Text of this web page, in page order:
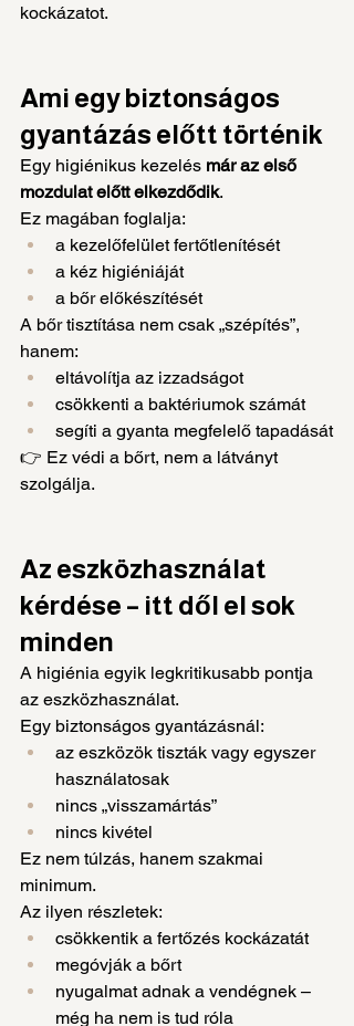
kockázatot.
Ami egy biztonságos
gyantázás előtt történik
Egy higiénikus kezelés már az első
mozdulat előtt elkezdődik.
Ez magában foglalja:
a kezelőfelület fertőtlenítését
a kéz higiéniáját
a bőr előkészítését
A bőr tisztítása nem csak „szépítés”,
hanem:
eltávolítja az izzadságot
csökkenti a baktériumok számát
segíti a gyanta megfelelő tapadását
👉 Ez védi a bőrt, nem a látványt
szolgálja.
Az eszközhasználat
kérdése – itt dől el sok
minden
A higiénia egyik legkritikusabb pontja
az eszközhasználat.
Egy biztonságos gyantázásnál:
az eszközök tiszták vagy egyszer
használatosak
nincs „visszamártás”
nincs kivétel
Ez nem túlzás, hanem szakmai
minimum.
Az ilyen részletek:
csökkentik a fertőzés kockázatát
megóvják a bőrt
nyugalmat adnak a vendégnek –
még ha nem is tud róla